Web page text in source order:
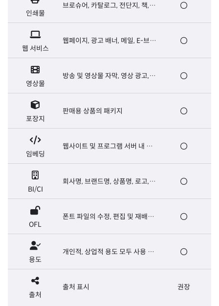
인쇄물
브로슈어, 카탈로그, 전단지, 책,
웹 서비스
웹페이지, 광고 배너, 메일, E-브로
영상물
방송 및 영상물 자막, 영상 광고,
포장지
판매용 상품의 패키지
임베딩
웹사이트 및 프로그램 서버 내 폰
BI/CI
회사명, 브랜드명, 상품명, 로고,
OFL
폰트 파일의 수정, 편집 및 재배포
지
용도
개인적, 상업적 용도 모두 사용 가
출처
출처 표시 권장